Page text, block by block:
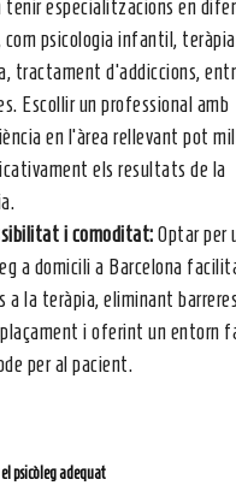
tenir especialitzacions en
com psicologia infantil,
tractament d’addiccions,
Escollir un professional amb
en l’àrea rellevant pot
els resultats de la
i comoditat: Optar per
a domicili a Barcelona
a la teràpia, eliminant
i oferint un entorn
per al pacient.
psicòleg adequat